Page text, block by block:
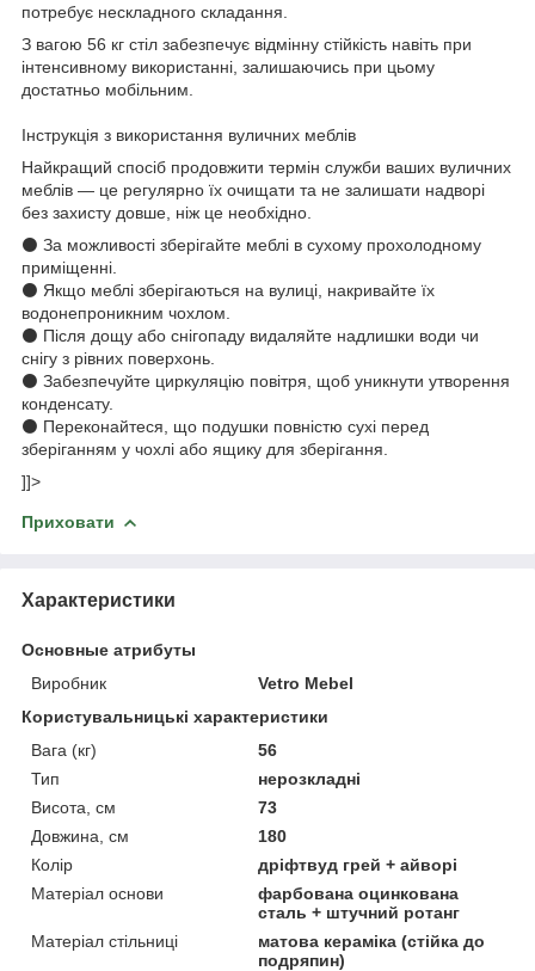
потребує нескладного складання.
З вагою 56 кг стіл забезпечує відмінну стійкість навіть при
інтенсивному використанні, залишаючись при цьому
достатньо мобільним.
Інструкція з використання вуличних меблів
Найкращий спосіб продовжити термін служби ваших вуличних
меблів — це регулярно їх очищати та не залишати надворі
без захисту довше, ніж це необхідно.
⚫ За можливості зберігайте меблі в сухому прохолодному
приміщенні.
⚫ Якщо меблі зберігаються на вулиці, накривайте їх
водонепроникним чохлом.
⚫ Після дощу або снігопаду видаляйте надлишки води чи
снігу з рівних поверхонь.
⚫ Забезпечуйте циркуляцію повітря, щоб уникнути утворення
конденсату.
⚫ Переконайтеся, що подушки повністю сухі перед
зберіганням у чохлі або ящику для зберігання.
]]>
Приховати
Характеристики
Основные атрибуты
Виробник
Vetro Mebel
Користувальницькі характеристики
Вага (кг)
56
Тип
нерозкладні
Висота, см
73
Довжина, см
180
Колір
дріфтвуд грей + айворі
Матеріал основи
фарбована оцинкована
сталь + штучний ротанг
Матеріал стільниці
матова кераміка (стійка до
подряпин)